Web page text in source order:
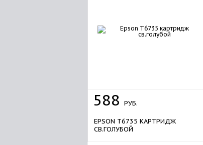
588 РУБ.
EPSON T6735 КАРТРИДЖ
СВ.ГОЛУБОЙ